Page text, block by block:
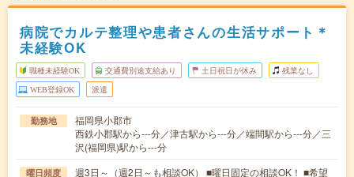
病院でカルテ整理や患者さんの生活サポート＊
未経験OK
職種未経験OK 交通費別途支給あり 土日祝日が休み 残業なし
WEB登録OK 派遣
勤務地
福岡県小郡市
西鉄小郡駅から---分／津古駅から---分／端間駅から---分／三
沢(福岡県)駅から---分
曜日頻度
週3日～（週2日～も相談OK） ■曜日固定の相談OK！ ■希望